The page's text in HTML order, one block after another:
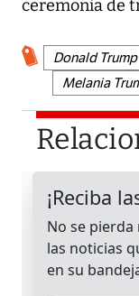
ceremonia de
Donald Trump
Melania